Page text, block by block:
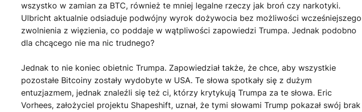
wszystko w zamian za BTC, również te mniej legalne rzeczy jak broń czy narkotyki.
Ulbricht aktualnie odsiaduje podwójny wyrok dożywocia bez możliwości wcześniejszego
zwolnienia z więzienia, co poddaje w wątpliwości zapowiedzi Trumpa. Jednak podobno
dla chcącego nie ma nic trudnego?
Jednak to nie koniec obietnic Trumpa. Zapowiedział także, że chce, aby wszystkie
pozostałe Bitcoiny zostały wydobyte w USA. Te słowa spotkały się z dużym
entuzjazmem, jednak znaleźli się też ci, którzy krytykują Trumpa za te słowa. Eric
Vorhees, założyciel projektu Shapeshift, uznał, że tymi słowami Trump pokazał swój brak